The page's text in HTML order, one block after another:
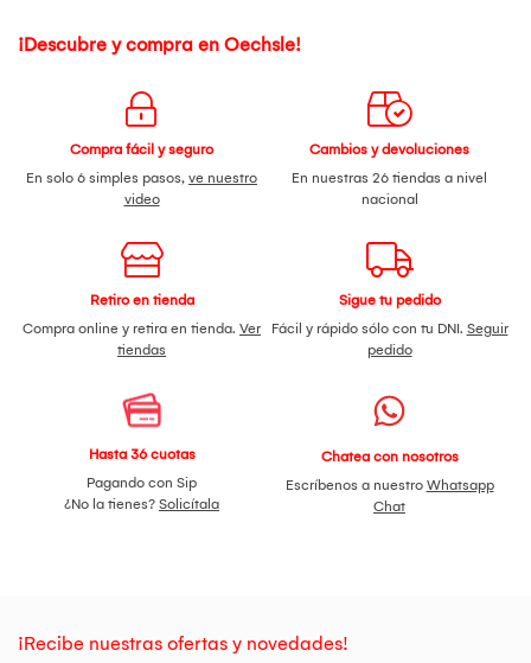
¡Descubre y compra en Oechsle!
Compra fácil y seguro
En solo 6 simples pasos, ve nuestro
video
Cambios y devoluciones
En nuestras 26 tiendas a nivel
nacional
Retiro en tienda
Compra online y retira en tienda. Ver
tiendas
Sigue tu pedido
Fácil y rápido sólo con tu DNI. Seguir
pedido
Hasta 36 cuotas
Pagando con Sip
¿No la tienes? Solicítala
Chatea con nosotros
Escríbenos a nuestro Whatsapp
Chat
¡Recibe nuestras ofertas y novedades!